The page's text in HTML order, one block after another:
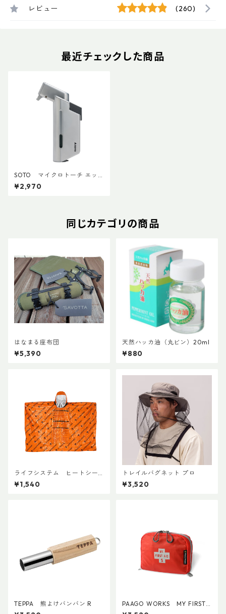
レビュー (260)
最近チェックした商品
SOTO マイクロトーチ エッ
ジ ST-489
¥2,970
同じカテゴリの商品
はなまる座布団
¥5,390
天然ハッカ油（丸ビン）20ml
¥880
ライフシステム ヒートシー
ルドポンチョ
¥1,540
トレイルバグネット プロ
¥3,520
TEPPA 熊よけバンバン R
PAAGO WORKS MY FIRST
AID S